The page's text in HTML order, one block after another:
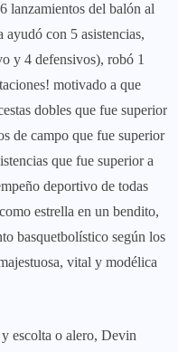
lanzamientos del balón al
ayudó con 5 asistencias,
y 4 defensivos), robó 1
motivado a que
dobles que fue superior
de campo que fue superior
que fue superior a
deportivo de todas
estrella en un bendito,
basquetbolístico según los
vital y modélica
escolta o alero, Devin